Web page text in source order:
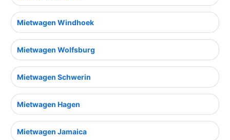
Mietwagen Windhoek
Mietwagen Wolfsburg
Mietwagen Schwerin
Mietwagen Hagen
Mietwagen Jamaica